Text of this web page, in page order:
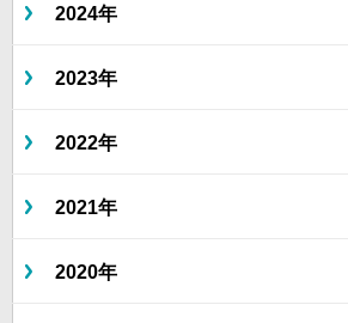
2024年
2023年
2022年
2021年
2020年